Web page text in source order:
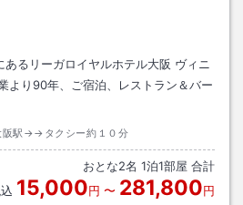
るリーガロイヤルホテル大阪 ヴィニ
より90年、ご宿泊、レストラン＆バー
阪駅→→タクシー約１０分
おとな2名 1泊1部屋 合計
15,000円 〜 281,800円